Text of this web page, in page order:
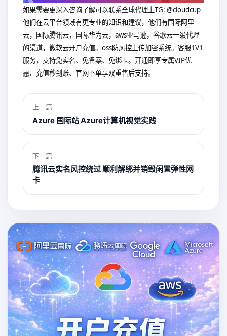
如果需要更深入咨询了解可以联系全球代理上TG: @cloudcup
他们在云平台领域有更专业的知识和建议，他们有国际阿里
云，国际腾讯云，国际华为云，aws亚马逊，谷歌云一级代理
的渠道，微软云开户充值。oss防风控上传加密系统。客服1V1
服务，支持免实名、免备案、免绑卡。开通即享专属VIP优
惠、充值秒到账、官网下单享双重售后支持。
上一篇
Azure 国际站 Azure计算机视觉实践
下一篇
腾讯云实名风控绕过 顺利解绑并销毁闲置弹性网
卡